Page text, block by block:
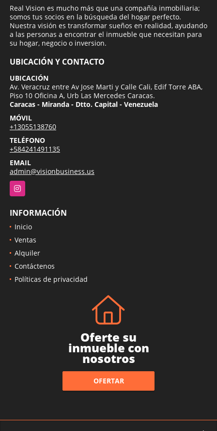
Real Vision es mucho más que una compañía inmobiliaria;
somos tus socios en la búsqueda del hogar perfecto.
Nuestra visión es transformar sueños en realidad, ayudando
a las personas a encontrar el inmueble que necesitan para
su hogar, negocio o inversion.
UBICACIÓN Y CONTACTO
UBICACIÓN
Av. Veracruz entre Av Jose Marti y Calle Cali, Edif Torre ABA,
Piso 10 Oficina A, Urb Las Mercedes Caracas.
Caracas - Miranda - Dtto. Capital - Venezuela
MÓVIL
+13055138760
TELÉFONO
+584241491135
EMAIL
admin@visionbusiness.us
Instagram
INFORMACIÓN
Inicio
Ventas
Alquiler
Contáctenos
Políticas de privacidad
Oferte su
inmueble con
nosotros
OFERTAR